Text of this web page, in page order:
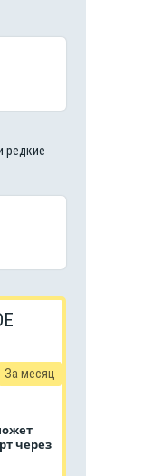
редкие
За месяц
через